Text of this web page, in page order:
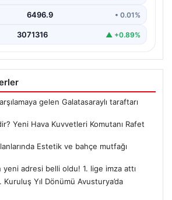
6496.9 • 0.01%
3071316 ▲ +0.89%
gelen Galatasaraylı taraftarı
Yeni Hava Kuvvetleri Komutanı Rafet
Estetik ve bahçe mutfağı
yeni adresi belli oldu! 1. lige imza attı
Kuruluş Yıl Dönümü Avusturya’da